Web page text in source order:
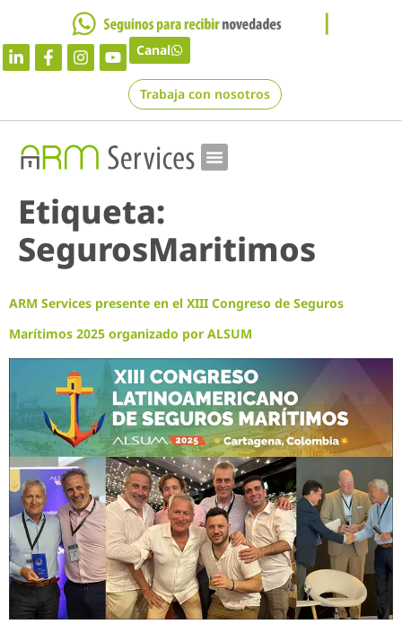
Canal
Trabaja con nosotros
Etiqueta:
SegurosMaritimos
ARM Services presente en el XIII Congreso de Seguros
Marítimos 2025 organizado por ALSUM